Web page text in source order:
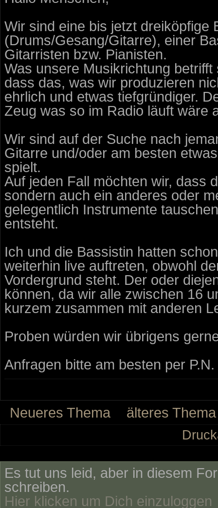
Wir sind eine bis jetzt dreiköpfige
(Drums/Gesang/Gitarre), einer
Gitarristen bzw. Pianisten.
Was unsere Musikrichtung
dass das, was wir produzieren
ehrlich und etwas tiefgründiger.
Zeug was so im Radio läuft wäre
Wir sind auf der Suche nach
Gitarre und/oder am besten
spielt.
Auf jeden Fall möchten wir, dass
sondern auch ein anderes oder
gelegentlich Instrumente
entsteht.
Ich und die Bassistin hatten
weiterhin live auftreten, obwohl
Vordergrund steht. Der oder
können, da wir alle zwischen 16
kurzem zusammen mit anderen
Proben würden wir übrigens
Anfragen bitte am besten per P.N.
Neueres Thema älteres Thema
Es tut uns leid, aber in diesem
schreiben.
Hier klicken um Dich einzuloggen